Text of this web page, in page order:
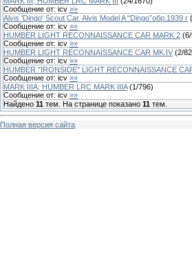
Сообщение от: icv »»
Alvis 'Dingo' Scout Car. Alvis Model A “Dingo”обр.1939 г (
Сообщение от: icv »»
HUMBER LIGHT RECONNAISSANCE CAR MARK 2 (6/
Сообщение от: icv »»
HUMBER LIGHT RECONNAISSANCE CAR MK.IV (2/
Сообщение от: icv »»
HUMBER "IRONSIDE" LIGHT RECONNAISSANCE
Сообщение от: icv »»
MARK IIIA; HUMBER LRC MARK IIIA (1/796)
Сообщение от: icv »»
Найдено 11 тем. На странице показано 11 тем.
Полная версия сайта